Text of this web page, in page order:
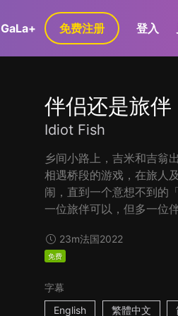
GaLa+ 免费注册 登入
伴侣还是旅伴
Idiot Fish
乡间小路上，吉米和吉翁
相遇桥段的游戏，在旅人
闹，直到一个意想不到的
一位旅伴可以，但多一位
23m法国2022
免费
字幕
English
繁體中文